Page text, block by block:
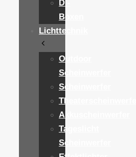
DI-
Boxen
Lichttechnik
Outdoor
Scheinwerfer
Scheinwerfer
Theaterscheinwerfer
Akkuscheinwerfer
Tageslicht
Scheinwerfer